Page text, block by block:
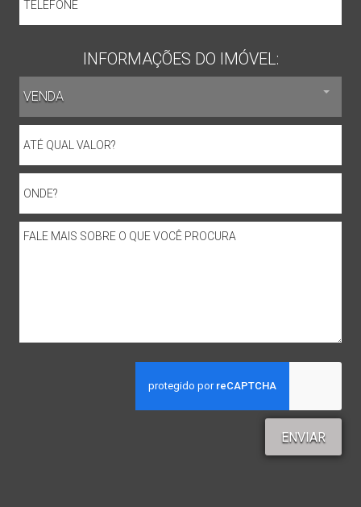
INFORMAÇÕES DO IMÓVEL:
VENDA
ENVIAR